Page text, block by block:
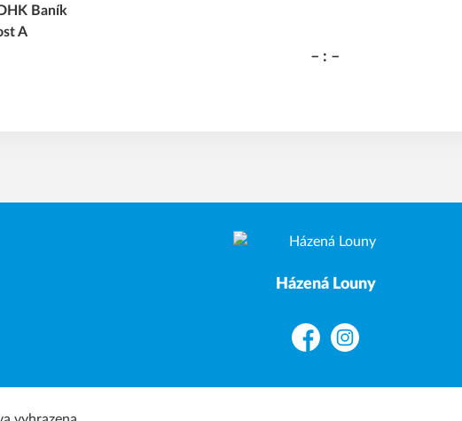
– : –
Házená Louny
FacebookInstagram